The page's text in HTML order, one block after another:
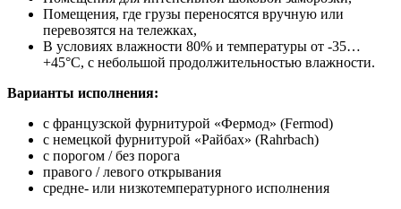
Помещения, где грузы переносятся вручную или
перевозятся на тележках,
В условиях влажности 80% и температуры от -35…
+45°С, с небольшой продолжительностью влажности.
Варианты исполнения:
с французской фурнитурой «Фермод» (Fermod)
c немецкой фурнитурой «Райбах» (Rahrbach)
с порогом / без порога
правого / левого открывания
средне- или низкотемпературного исполнения